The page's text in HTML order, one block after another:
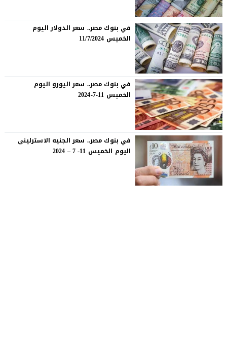
في بنوك مصر.. سعر الدولار اليوم
الخميس 11/7/2024
في بنوك مصر.. سعر اليورو اليوم
الخميس 11-7-2024
في بنوك مصر.. سعر الجنيه الاسترلينى
اليوم الخميس 11- 7 – 2024